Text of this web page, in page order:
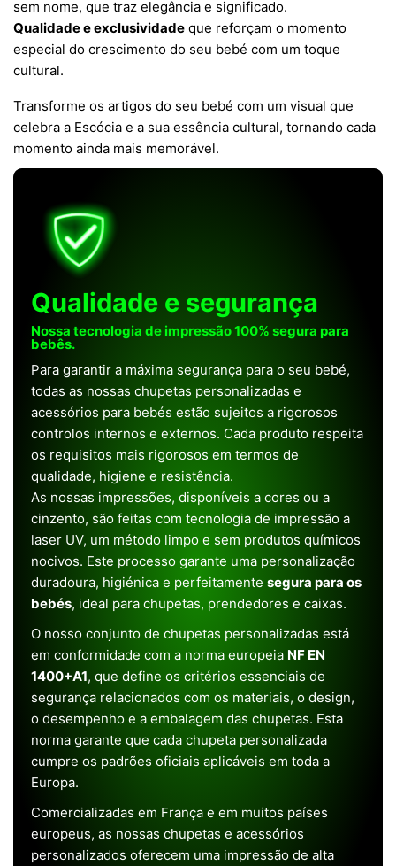
sem nome, que traz elegância e significado.
Qualidade e exclusividade que reforçam o momento
especial do crescimento do seu bebé com um toque
cultural.
Transforme os artigos do seu bebé com um visual que
celebra a Escócia e a sua essência cultural, tornando cada
momento ainda mais memorável.
Qualidade e segurança
Nossa tecnologia de impressão 100% segura para
bebês.
Para garantir a máxima segurança para o seu bebé,
todas as nossas chupetas personalizadas e
acessórios para bebés estão sujeitos a rigorosos
controlos internos e externos. Cada produto respeita
os requisitos mais rigorosos em termos de
qualidade, higiene e resistência.
As nossas impressões, disponíveis a cores ou a
cinzento, são feitas com tecnologia de impressão a
laser UV, um método limpo e sem produtos químicos
nocivos. Este processo garante uma personalização
duradoura, higiénica e perfeitamente segura para os
bebés, ideal para chupetas, prendedores e caixas.
O nosso conjunto de chupetas personalizadas está
em conformidade com a norma europeia NF EN
1400+A1, que define os critérios essenciais de
segurança relacionados com os materiais, o design,
o desempenho e a embalagem das chupetas. Esta
norma garante que cada chupeta personalizada
cumpre os padrões oficiais aplicáveis em toda a
Europa.
Comercializadas em França e em muitos países
europeus, as nossas chupetas e acessórios
personalizados oferecem uma impressão de alta